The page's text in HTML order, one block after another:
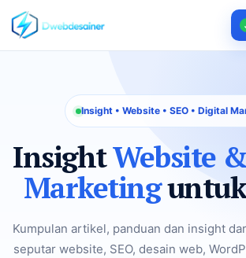
Insight • Website • SEO • Digital
InsightWebsite
Marketing
Kumpulan artikel, panduan dan insight
seputar website, SEO, desain web,